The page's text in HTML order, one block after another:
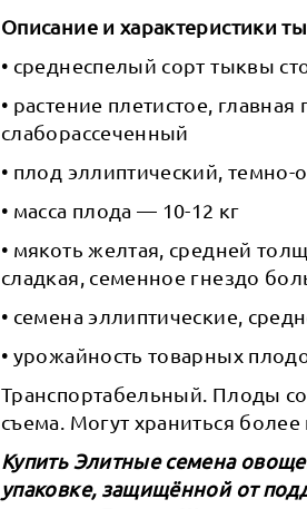
Описание и характеристики
• среднеспелый сорт тыквы
• растение плетистое,
слаборассеченный
• плод эллиптический,
• масса плода — 10-12 кг
• мякоть желтая, средней
сладкая, семенное гнездо
• семена эллиптические,
• урожайность товарных
Транспортабельный. Плоды
съема. Могут храниться более
Купить Элитные семена
упаковке, защищённой от